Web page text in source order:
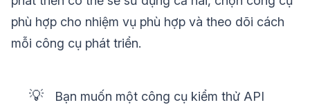
phù hợp cho nhiệm vụ phù hợp và theo dõi cách
mỗi công cụ phát triển.
💡
Bạn muốn một công cụ kiểm thử API